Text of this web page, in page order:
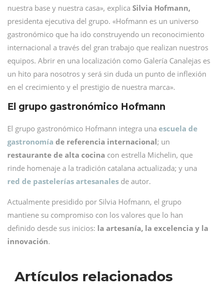
nuestra base y nuestra casa», explica Silvia Hofmann,
presidenta ejecutiva del grupo. «Hofmann es un universo
gastronómico que ha ido construyendo un reconocimiento
internacional a través del gran trabajo que realizan nuestros
equipos. Abrir en una localización como Galería Canalejas es
un hito para nosotros y será sin duda un punto de inflexión
en el crecimiento y el prestigio de nuestra marca».
El grupo gastronómico Hofmann
El grupo gastronómico Hofmann integra una escuela de
gastronomía de referencia internacional; un
restaurante de alta cocina con estrella Michelin, que
rinde homenaje a la tradición catalana actualizada; y una
red de pastelerías artesanales de autor.
Actualmente presidido por Silvia Hofmann, el grupo
mantiene su compromiso con los valores que lo han
definido desde sus inicios: la artesanía, la excelencia y la
innovación.
Artículos relacionados